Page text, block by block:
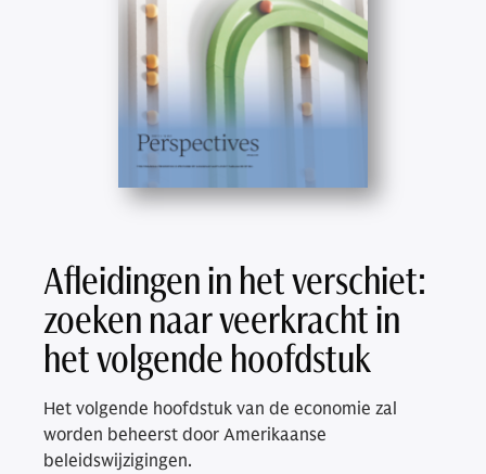
Afleidingen in het verschiet:
zoeken naar veerkracht in
het volgende hoofdstuk
Het volgende hoofdstuk van de economie zal
worden beheerst door Amerikaanse
beleidswijzigingen.